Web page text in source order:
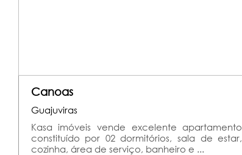
Canoas
Guajuviras
Kasa imóveis vende excelente apartamento
constituído por 02 dormitórios, sala de estar,
cozinha, área de serviço, banheiro e ...